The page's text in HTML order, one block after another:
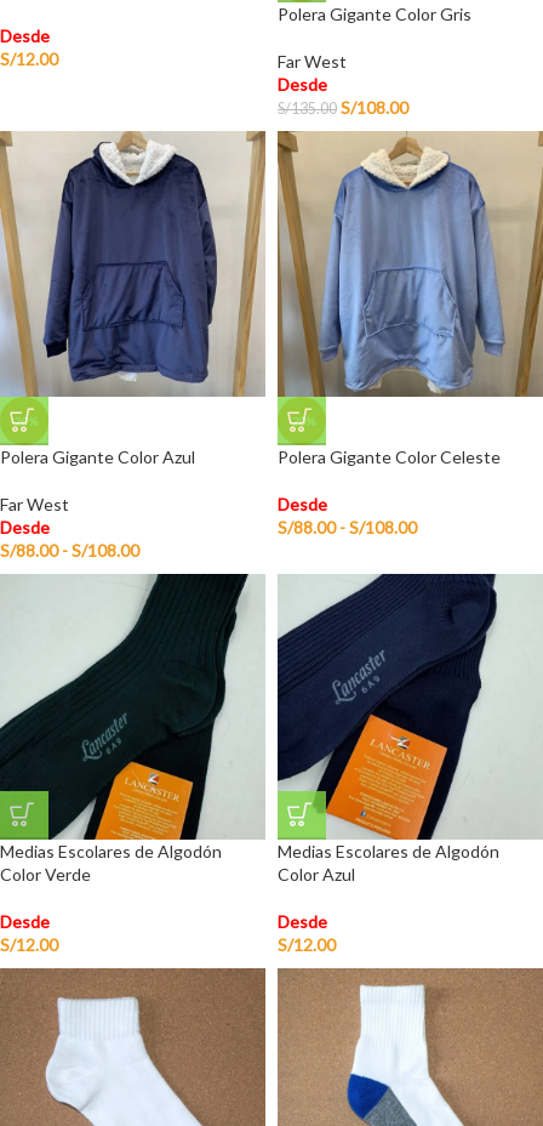
Desde
S/12.00
Polera Gigante Color Gris
Far West
Desde
S/135.00 S/108.00
-20%
Polera Gigante Color Azul
Far West
Desde
S/88.00 -S/108.00
-20%
Polera Gigante Color Celeste
Desde
S/88.00 -S/108.00
Medias Escolares de Algodón
Color Verde
Desde
S/12.00
Medias Escolares de Algodón
Color Azul
Desde
S/12.00